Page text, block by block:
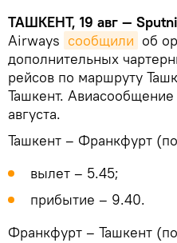
ТАШКЕНТ, 19 авг —
Airways сообщили об
дополнительных
рейсов по маршруту
Ташкент.
августа.
Ташкент – Франкфурт
вылет – 5.45;
прибытие – 9.40.
Франкфурт – Ташкент